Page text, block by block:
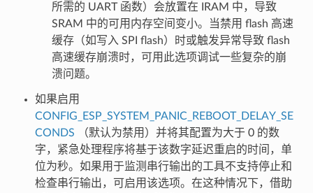
所需的 UART 函数）会放置在 IRAM 中，导致
SRAM 中的可用内存空间变小。当禁用 flash 高速
缓存（如写入 SPI flash）时或触发异常导致 flash
高速缓存崩溃时，可用此选项调试一些复杂的崩
溃问题。
如果启用
CONFIG_ESP_SYSTEM_PANIC_REBOOT_DELAY_SE
CONDS （默认为禁用）并将其配置为大于 0 的数
字，紧急处理程序将基于该数字延迟重启的时间，单
位为秒。如果用于监测串行输出的工具不支持停止和
检查串行输出，可启用该选项。在这种情况下，借助